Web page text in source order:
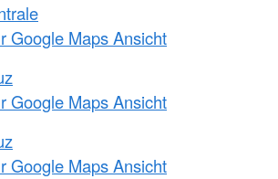
Google Maps Ansicht
Google Maps Ansicht
Google Maps Ansicht